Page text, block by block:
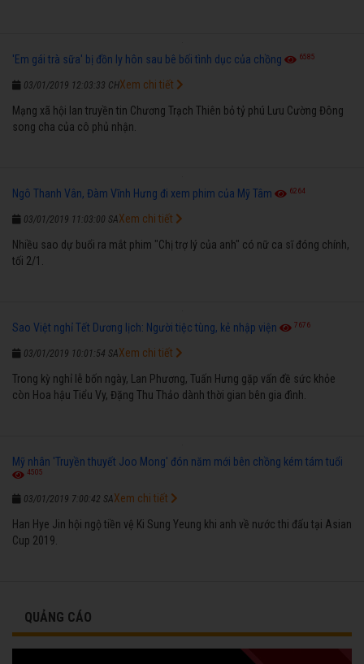
'Em gái trà sữa' bị đồn ly hôn sau bê bối tình dục của chồng 6585
03/01/2019 12:03:33 CH
Mạng xã hội lan truyền tin Chương Trạch Thiên bỏ tỷ phú Lưu Cường Đông
song cha của cô phủ nhận.
Xem chi tiết
Ngô Thanh Vân, Đàm Vĩnh Hưng đi xem phim của Mỹ Tâm 6264
03/01/2019 11:03:00 SA
Nhiều sao dự buổi ra mắt phim "Chị trợ lý của anh" có nữ ca sĩ đóng chính,
tối 2/1.
Xem chi tiết
Sao Việt nghỉ Tết Dương lịch: Người tiệc tùng, kẻ nhập viện 7676
03/01/2019 10:01:54 SA
Trong kỳ nghỉ lễ bốn ngày, Lan Phương, Tuấn Hưng gặp vấn đề sức khỏe
còn Hoa hậu Tiểu Vy, Đặng Thu Thảo dành thời gian bên gia đình.
Xem chi tiết
Mỹ nhân 'Truyền thuyết Joo Mong' đón năm mới bên chồng kém tám tuổi
4505
03/01/2019 7:00:42 SA
Han Hye Jin hội ngộ tiền vệ Ki Sung Yeung khi anh về nước thi đấu tại Asian
Cup 2019.
Xem chi tiết
QUẢNG CÁO